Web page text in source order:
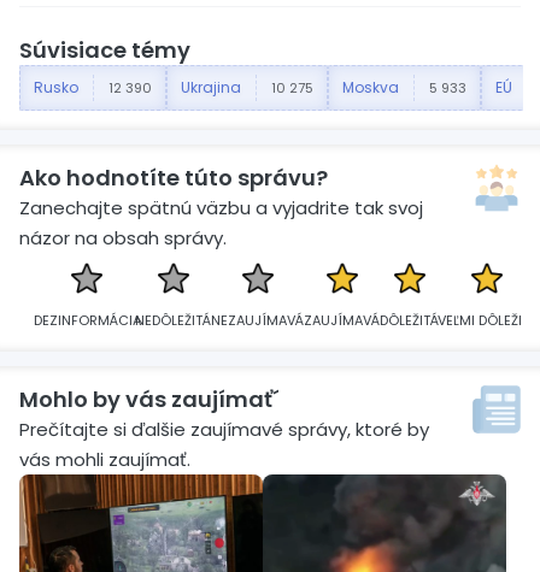
Súvisiace témy
Rusko 12 390 Ukrajina 10 275 Moskva 5 933 EÚ
Ako hodnotíte túto správu?
Zanechajte spätnú väzbu a vyjadrite tak svoj
názor na obsah správy.
DEZINFORMÁCIANEDÔLEŽITÁNEZAUJÍMAVÁZAUJÍMAVÁDÔLEŽITÁVEĽMI DÔLEŽITÁ
Mohlo by vás zaujímať´
Prečítajte si ďalšie zaujímavé správy, ktoré by
vás mohli zaujímať.